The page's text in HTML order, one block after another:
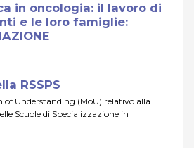
in oncologia: il lavoro di
e le loro famiglie:
RSSPS
Understanding (MoU) relativo alla
Scuole di Specializzazione in